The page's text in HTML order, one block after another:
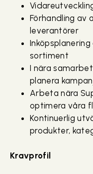
Förhandling av
leverantörer
sortiment
I nära
planera
Arbeta nära
optimera våra
Kontinuerlig
produkter,
Kravprofil